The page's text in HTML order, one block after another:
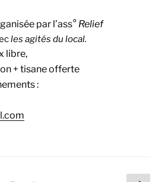
par l’ass° Relief
les agités du local.
libre,
+ tisane offerte
: